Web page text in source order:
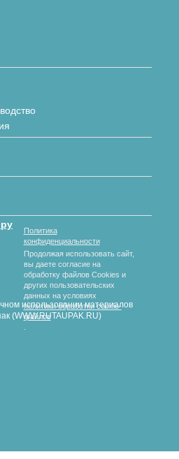
использовании материалов
(WWW.RUTAUPAK.RU)
Политика
конфиденциальности
Продолжая использовать сайт,
вы даете согласие на
обработку файлов Cookies и
других пользовательских
данных на условиях
политики обработки cookie-
файлов